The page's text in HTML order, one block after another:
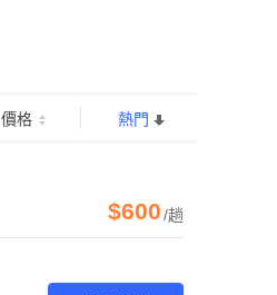
價格 熱門
$600/趟